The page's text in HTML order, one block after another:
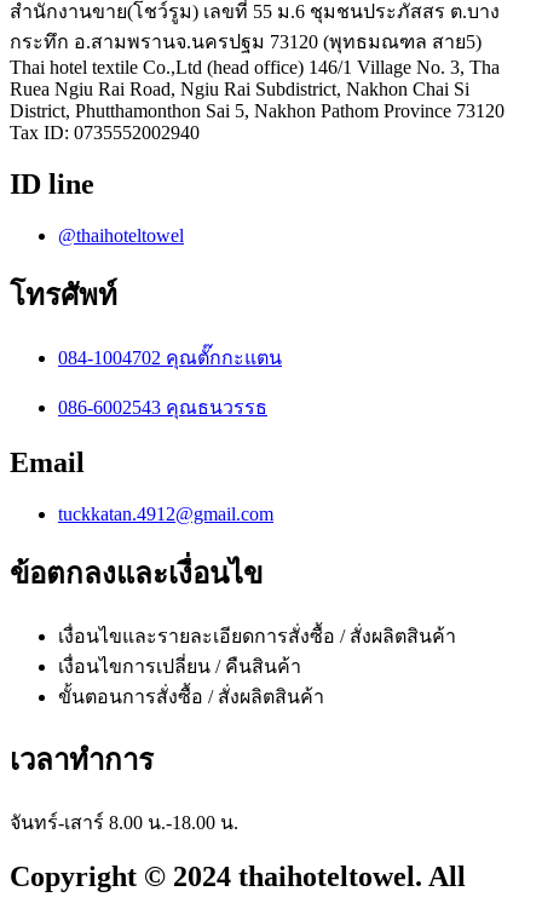
สำนักงานขาย(โชว์รูม) เลขที่ 55 ม.6 ชุมชนประภัสสร ต.บาง
กระทึก อ.สามพรานจ.นครปฐม 73120 (พุทธมณฑล สาย5)
Thai hotel textile Co.,Ltd (head office) 146/1 Village No. 3, Tha
Ruea Ngiu Rai Road, Ngiu Rai Subdistrict, Nakhon Chai Si
District, Phutthamonthon Sai 5, Nakhon Pathom Province 73120
Tax ID: 0735552002940
ID line
@thaihoteltowel
โทรศัพท์
084-1004702 คุณตั๊กกะแตน
086-6002543 คุณธนวรรธ
Email
tuckkatan.4912@gmail.com
ข้อตกลงและเงื่อนไข
เงื่อนไขและรายละเอียดการสั่งซื้อ / สั่งผลิตสินค้า
เงื่อนไขการเปลี่ยน / คืนสินค้า
ขั้นตอนการสั่งซื้อ / สั่งผลิตสินค้า
เวลาทำการ
จันทร์-เสาร์ 8.00 น.-18.00 น.
Copyright © 2024 thaihoteltowel. All